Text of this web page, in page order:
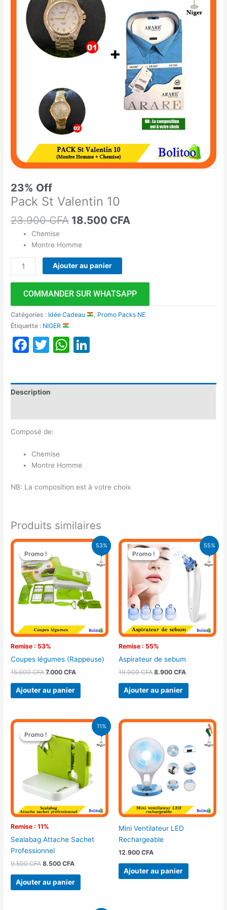
23% Off
Pack St Valentin 10
23.900CFA
23.900 CFA.
18.500 CFA
18.500 CFA.
Chemise
Montre Homme
Valentin
Ajouter au panier
COMMANDER SUR WHATSAPP
Catégories : Idée Cadeau
Promo Packs NE
Étiquette : NIGER
Facebook
TwitterWhatsApp
Description
Composé de:
Chemise
Montre Homme
NB: La composition est à votre choix
Produits similaires
53%
Promo !
Remise : 53%
Promo !
Coupes légumes (Rappeuse)
15.000CFA
Le
prix
initial
était :
15.000 CFA.
7.000CFA
Le
7.000 CFA.
Ajouter au panier
55%
Promo !
Remise : 55%
Promo !
Aspirateur de sebum
19.900CFA
Le
prix
initial
était :
19.900 CFA.
8.900 CFA
Le
actuel
est :
8.900 CFA.
Ajouter au panier
11%
Promo !
Remise : 11%
Promo !
Sealabag Attache Sachet
Professionnel
9.500CFA
Le
prix
initial
était :
9.500 CFA.
8.500CFA
Le
actuel
est :
8.500 CFA.
Ajouter au panier
Mini Ventilateur LED
Rechargeable
12.900 CFA
Ajouter au panier